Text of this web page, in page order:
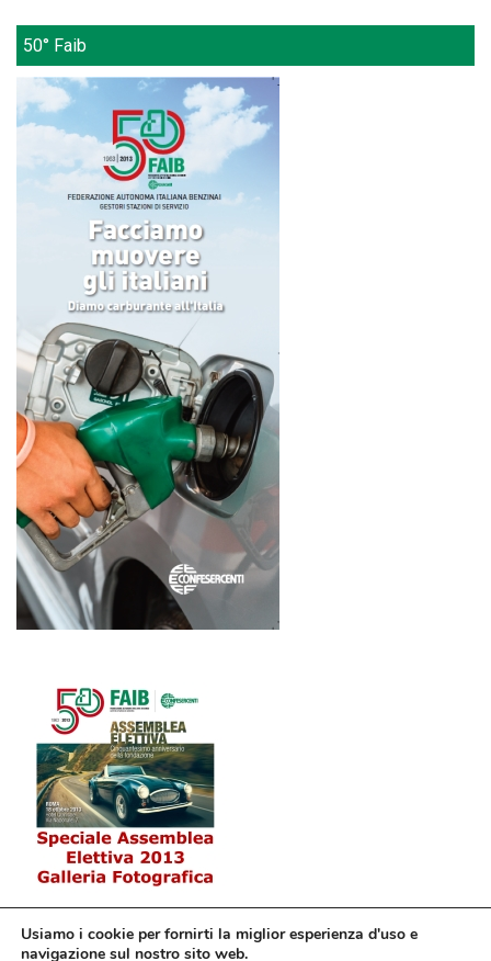
50° Faib
Usiamo i cookie per fornirti la miglior esperienza d'uso e
navigazione sul nostro sito web.